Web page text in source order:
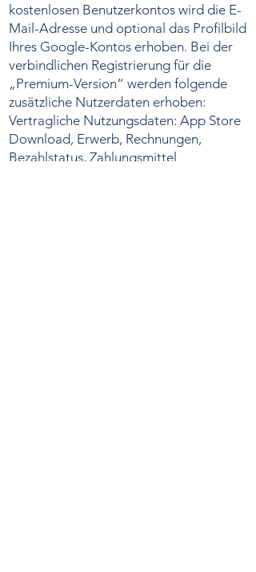
kostenlosen Benutzerkontos wird die E-
Mail-Adresse und optional das Profilbild
Ihres Google-Kontos erhoben. Bei der
verbindlichen Registrierung für die
„Premium-Version“ werden folgende
zusätzliche Nutzerdaten erhoben:
Vertragliche Nutzungsdaten: App Store
Download, Erwerb, Rechnungen,
Bezahlstatus, Zahlungsmittel